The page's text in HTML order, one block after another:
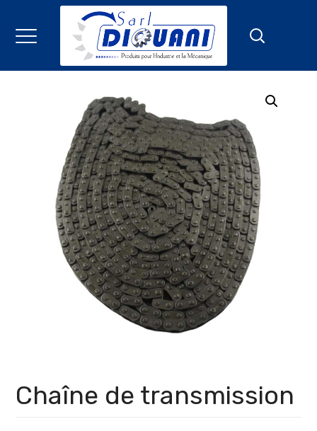
Chaîne de transmission